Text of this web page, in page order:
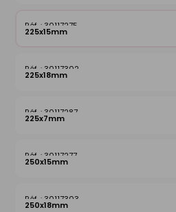
30117275
225x15mm
30117302
225x18mm
30117287
225x7mm
30117277
250x15mm
30117303
250x18mm